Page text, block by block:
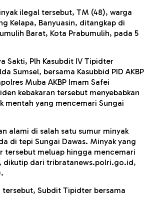
ilegal tersebut, TM (48), warga
Kelapa, Banyuasin, ditangkap di
Barat, Kota Prabumulih, pada 5
Sakti, Plh Kasubdit IV Tipidter
Sumsel, bersama Kasubbid PID AKBP
Muba AKBP Imam Safei
kebakaran tersebut menyebabkan
mentah yang mencemari Sungai
alami di salah satu sumur minyak
di tepi Sungai Dawas. Minyak yang
tersebut meluap hingga mencemari
dikutip dari tribratanews.polri.go.id,
tersebut, Subdit Tipidter bersama